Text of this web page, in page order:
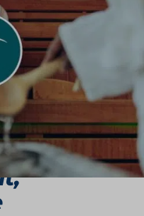
resort heeft een
maar is
kwaliteit van het
in Thermen
Maarssen en
Berendonck –
onthaasting,